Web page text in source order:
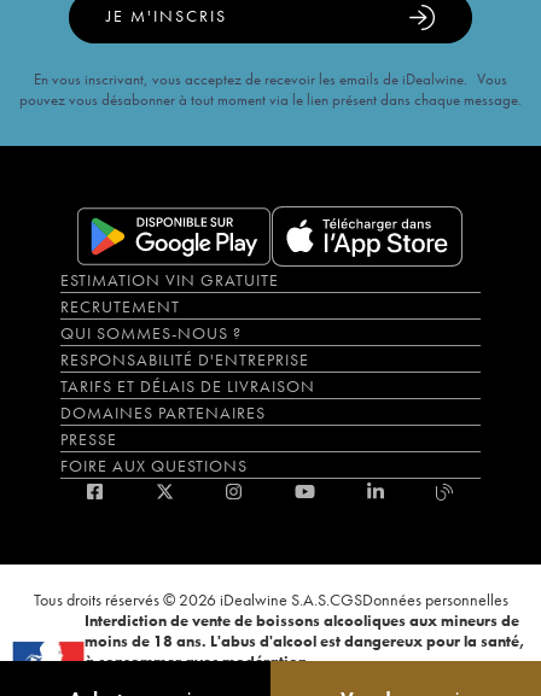
JE M'INSCRIS
En vous inscrivant, vous acceptez de recevoir les emails de iDealwine. Vous
pouvez vous désabonner à tout moment via le lien présent dans chaque message.
ESTIMATION VIN GRATUITE
RECRUTEMENT
QUI SOMMES-NOUS ?
RESPONSABILITÉ D'ENTREPRISE
TARIFS ET DÉLAIS DE LIVRAISON
DOMAINES PARTENAIRES
PRESSE
FOIRE AUX QUESTIONS
Tous droits réservés © 2026 iDealwine S.A.S.CGSDonnées personnelles
Interdiction de vente de boissons alcooliques aux mineurs de
moins de 18 ans. L'abus d'alcool est dangereux pour la santé,
à consommer avec modération.